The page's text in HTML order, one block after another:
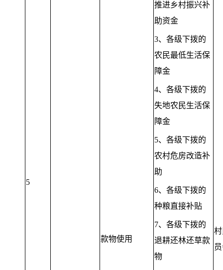
5
款物使用
推进乡村振兴补
助资金
3、各级下拨的
农民最低生活保
障金
4、各级下拨的
失地农民生活保
障金
5、各级下拨的
农村危房改造补
助
6、各级下拨的
种粮直接补贴
7、各级下拨的
退耕还林还草款
物